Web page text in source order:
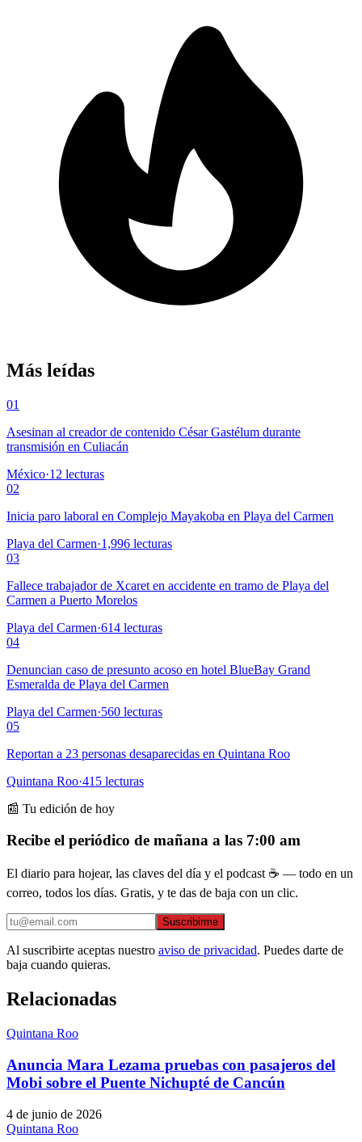
Más leídas
01
Asesinan al creador de contenido César Gastélum durante
transmisión en Culiacán
México·12 lecturas
02
Inicia paro laboral en Complejo Mayakoba en Playa del Carmen
Playa del Carmen·1,996 lecturas
03
Fallece trabajador de Xcaret en accidente en tramo de Playa del
Carmen a Puerto Morelos
Playa del Carmen·614 lecturas
04
Denuncian caso de presunto acoso en hotel BlueBay Grand
Esmeralda de Playa del Carmen
Playa del Carmen·560 lecturas
05
Reportan a 23 personas desaparecidas en Quintana Roo
Quintana Roo·415 lecturas
📰 Tu edición de hoy
Recibe el periódico de mañana a las 7:00 am
El diario para hojear, las claves del día y el podcast ☕ — todo en un
correo, todos los días. Gratis, y te das de baja con un clic.
Suscribirme
Al suscribirte aceptas nuestro aviso de privacidad. Puedes darte de
baja cuando quieras.
Relacionadas
Quintana Roo
Anuncia Mara Lezama pruebas con pasajeros del
Mobi sobre el Puente Nichupté de Cancún
4 de junio de 2026
Quintana Roo